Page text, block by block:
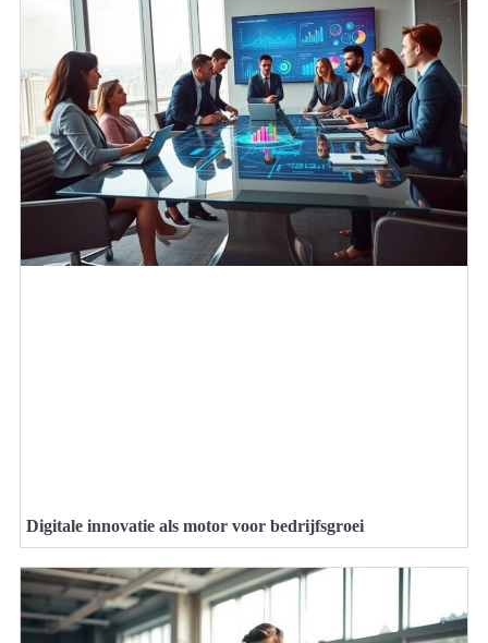
Digitale innovatie als motor voor bedrijfsgroei